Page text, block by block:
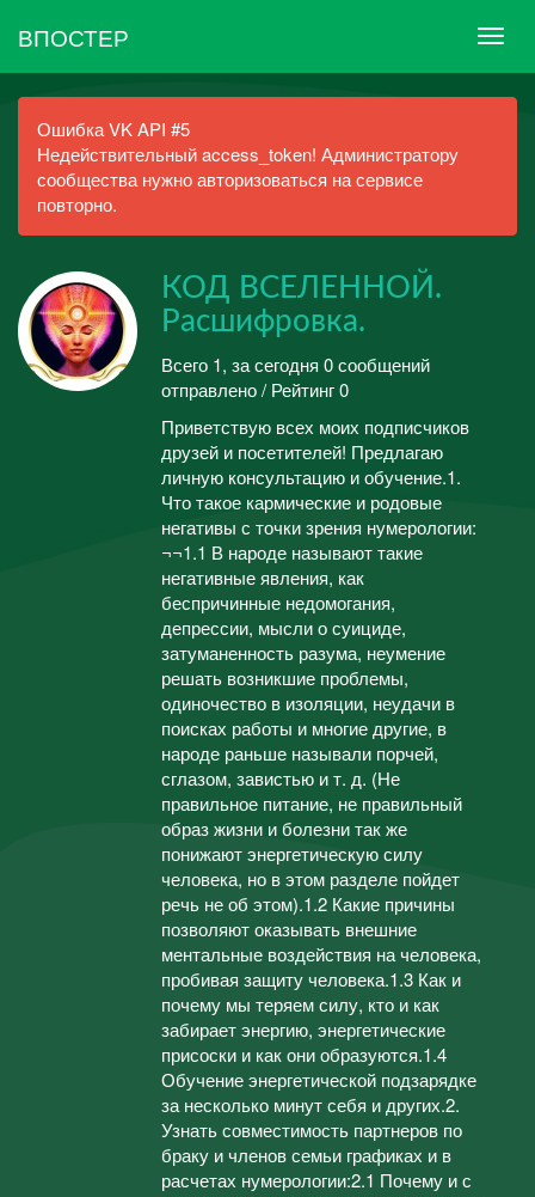
ВПОСТЕР
Ошибка VK API #5
Недействительный access_token! Администратору
сообщества нужно авторизоваться на сервисе
повторно.
КОД ВСЕЛЕННОЙ.
Расшифровка.
Всего 1, за сегодня 0 сообщений
отправлено / Рейтинг 0
Приветствую всех моих подписчиков
друзей и посетителей! Предлагаю
личную консультацию и обучение.1.
Что такое кармические и родовые
негативы с точки зрения нумерологии:
¬¬1.1 В народе называют такие
негативные явления, как
беспричинные недомогания,
депрессии, мысли о суициде,
затуманенность разума, неумение
решать возникшие проблемы,
одиночество в изоляции, неудачи в
поисках работы и многие другие, в
народе раньше называли порчей,
сглазом, завистью и т. д. (Не
правильное питание, не правильный
образ жизни и болезни так же
понижают энергетическую силу
человека, но в этом разделе пойдет
речь не об этом).1.2 Какие причины
позволяют оказывать внешние
ментальные воздействия на человека,
пробивая защиту человека.1.3 Как и
почему мы теряем силу, кто и как
забирает энергию, энергетические
присоски и как они образуются.1.4
Обучение энергетической подзарядке
за несколько минут себя и других.2.
Узнать совместимость партнеров по
браку и членов семьи графиках и в
расчетах нумерологии:2.1 Почему и с